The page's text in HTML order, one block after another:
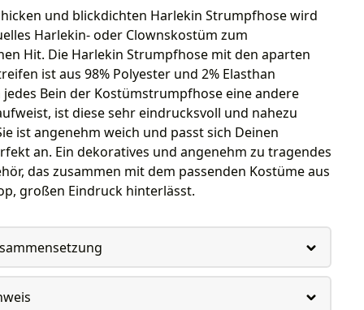
und blickdichten Harlekin Strumpfhose wird
Harlekin- oder Clownskostüm zum
Hit. Die Harlekin Strumpfhose mit den aparten
ist aus 98% Polyester und 2% Elasthan
Bein der Kostümstrumpfhose eine andere
ist diese sehr eindrucksvoll und nahezu
ist angenehm weich und passt sich Deinen
an. Ein dekoratives und angenehm zu tragendes
das zusammen mit dem passenden Kostüme aus
großen Eindruck hinterlässt.